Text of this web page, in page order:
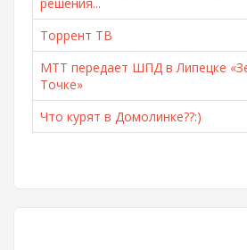
Торрент ТВ
МТТ передает ШПД в Липецке
Точке»
Что курят в Домолинке??:)